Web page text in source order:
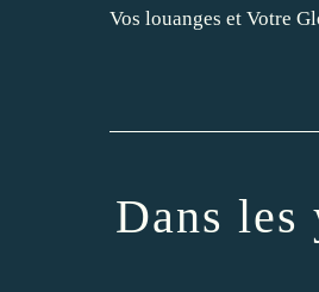
Vos louanges et Votre
Dans